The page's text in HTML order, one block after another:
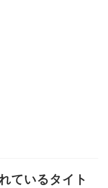
ているタイト